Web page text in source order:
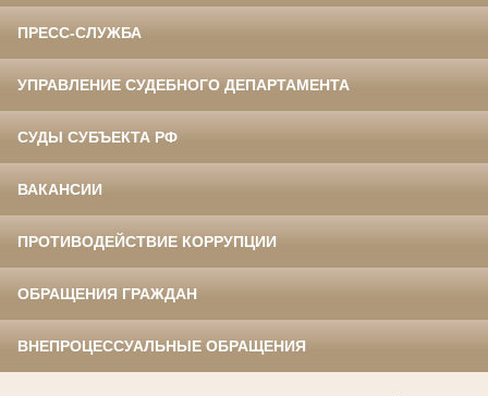
ПРЕСС-СЛУЖБА
УПРАВЛЕНИЕ СУДЕБНОГО ДЕПАРТАМЕНТА
СУДЫ СУБЪЕКТА РФ
ВАКАНСИИ
ПРОТИВОДЕЙСТВИЕ КОРРУПЦИИ
ОБРАЩЕНИЯ ГРАЖДАН
ВНЕПРОЦЕССУАЛЬНЫЕ ОБРАЩЕНИЯ